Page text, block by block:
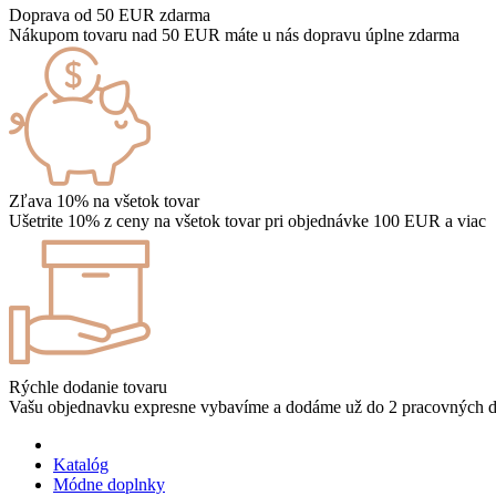
Doprava od 50 EUR zdarma
Nákupom tovaru nad 50 EUR máte u nás dopravu úplne zdarma
Zľava 10% na všetok tovar
Ušetrite 10% z ceny na všetok tovar pri objednávke 100 EUR a viac
Rýchle dodanie tovaru
Vašu objednavku expresne vybavíme a dodáme už do 2 pracovných
Katalóg
Módne doplnky